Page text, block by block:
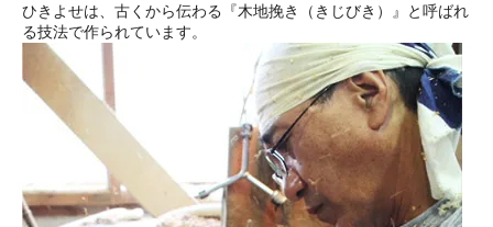
ひきよせは、古くから伝わる『木地挽き（きじびき）』と呼ばれ
る技法で作られています。